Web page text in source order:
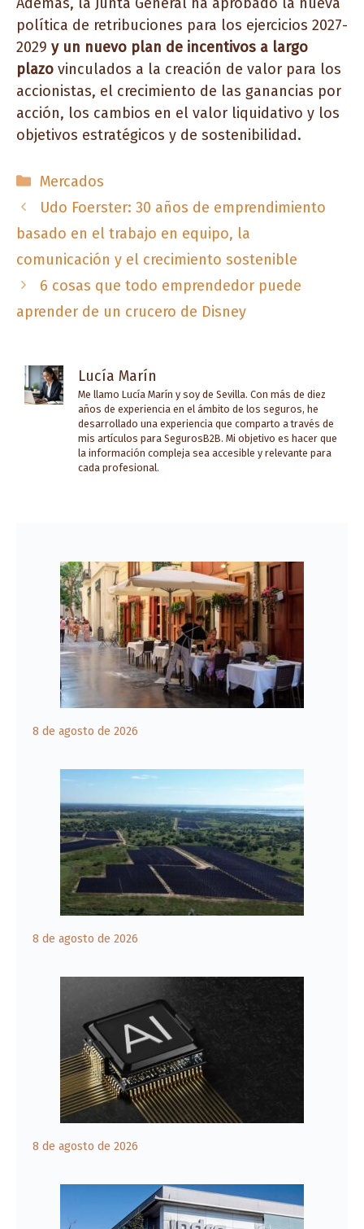
política de retribuciones para los ejercicios 2027-
2029 y un nuevo plan de incentivos a largo
plazo vinculados a la creación de valor para los
accionistas, el crecimiento de las ganancias por
acción, los cambios en el valor liquidativo y los
objetivos estratégicos y de sostenibilidad.
Categorías
Mercados
Udo Foerster: 30 años de emprendimiento
basado en el trabajo en equipo, la
comunicación y el crecimiento sostenible
6 cosas que todo emprendedor puede
aprender de un crucero de Disney
Lucía Marín
Me llamo Lucía Marín y soy de Sevilla. Con más de diez
años de experiencia en el ámbito de los seguros, he
desarrollado una experiencia que comparto a través de
mis artículos para SegurosB2B. Mi objetivo es hacer que
la información compleja sea accesible y relevante para
cada profesional.
8 de agosto de 2026
8 de agosto de 2026
8 de agosto de 2026